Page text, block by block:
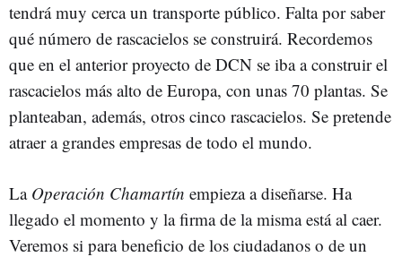
tendrá muy cerca un transporte público. Falta por saber
qué número de rascacielos se construirá. Recordemos
que en el anterior proyecto de DCN se iba a construir el
rascacielos más alto de Europa, con unas 70 plantas. Se
planteaban, además, otros cinco rascacielos. Se pretende
atraer a grandes empresas de todo el mundo.
La Operación Chamartín empieza a diseñarse. Ha
llegado el momento y la firma de la misma está al caer.
Veremos si para beneficio de los ciudadanos o de un